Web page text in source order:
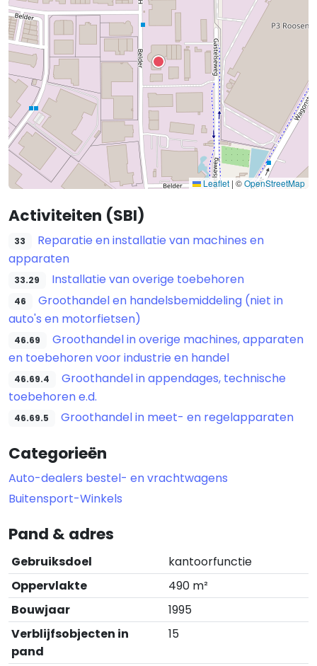
Leaflet | ©OpenStreetMap
Activiteiten (SBI)
33
Reparatie en installatie van machines en
apparaten
33.29 Installatie van overige toebehoren
46
Groothandel en handelsbemiddeling (niet in
auto's en motorfietsen)
46.69
Groothandel in overige machines, apparaten
en toebehoren voor industrie en handel
46.69.4
Groothandel in appendages, technische
toebehoren e.d.
46.69.5 Groothandel in meet- en regelapparaten
Categorieën
Auto-dealers bestel- en vrachtwagens
Buitensport-Winkels
Pand & adres
Gebruiksdoel
kantoorfunctie
Oppervlakte
490 m²
Bouwjaar
1995
Verblijfsobjecten in
pand
15